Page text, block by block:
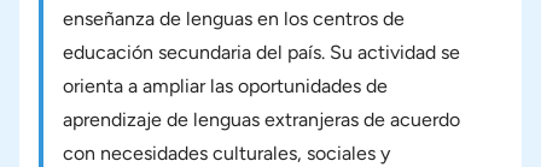
enseñanza de lenguas en los centros de
educación secundaria del país. Su actividad se
orienta a ampliar las oportunidades de
aprendizaje de lenguas extranjeras de acuerdo
con necesidades culturales, sociales y